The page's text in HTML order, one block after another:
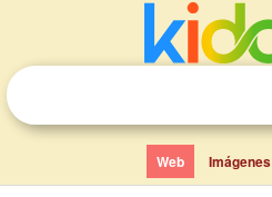
Web Imágenes